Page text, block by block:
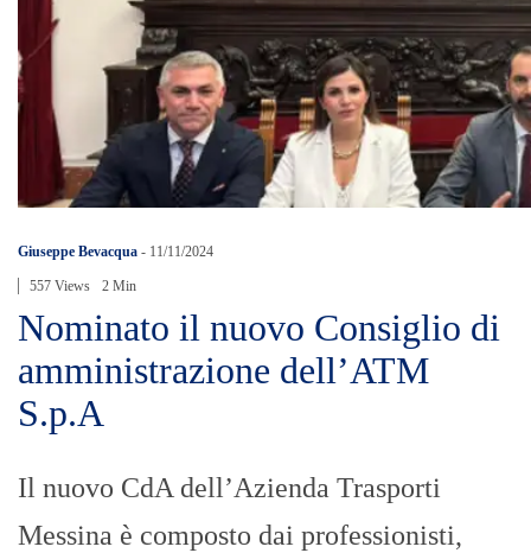
Giuseppe Bevacqua - 11/11/2024
557 Views 2 Min
Nominato il nuovo Consiglio di
amministrazione dell’ATM
S.p.A
Il nuovo CdA dell’Azienda Trasporti
Messina è composto dai professionisti,